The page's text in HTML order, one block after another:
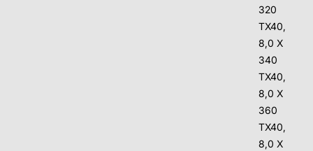
320
TX40,
8,0 X
340
TX40,
8,0 X
360
TX40,
8,0 X